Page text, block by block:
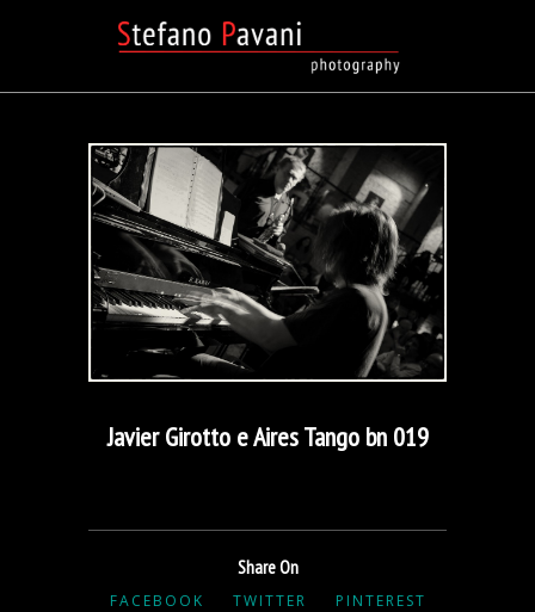
Javier Girotto e Aires Tango bn 019
Share On
FACEBOOK TWITTER
PINTEREST